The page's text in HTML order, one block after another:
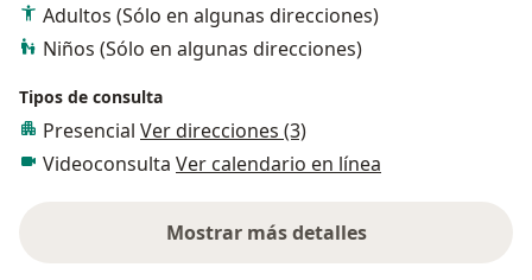
Adultos (Sólo en algunas direcciones)
Niños (Sólo en algunas direcciones)
Tipos de consulta
Presencial Ver direcciones (3)
Videoconsulta Ver calendario en línea
Mostrar más detalles
sobre la experiencia